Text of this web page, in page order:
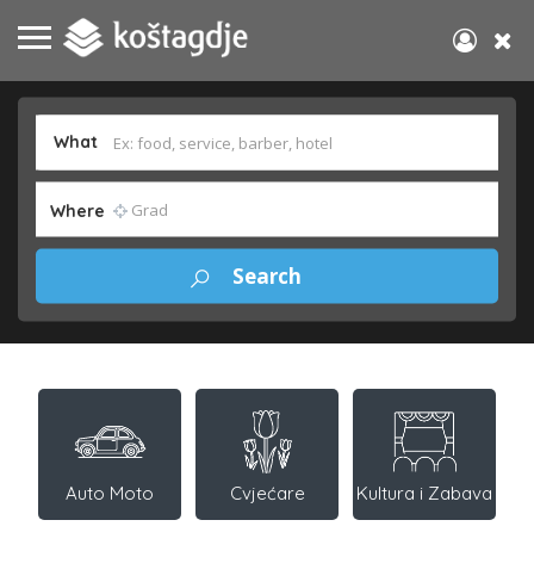
What
Where
Auto Moto Cvjećare Kultura i Zabava